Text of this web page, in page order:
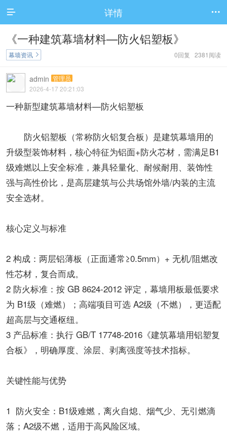
 详情 
《一种建筑幕墙材料—防火铝塑板》
0回复 2381阅读
幕墙资讯 
admin 管理员
2026-4-17 20:21:03
一种新型建筑幕墙材料—防火铝塑板
防火铝塑板（常称防火铝复合板）是建筑幕墙用的
升级型装饰材料，核心特征为铝面+防火芯材，需满足B1
级难燃以上安全标准，兼具轻量化、耐候耐用、装饰性
强与高性价比，是高层建筑与公共场馆外墙/内装的主流
安全选材。
核心定义与标准
2 构成：两层铝薄板（正面通常≥0.5mm）+ 无机/阻燃改
性芯材，复合而成。
2 防火标准：按 GB 8624-2012 评定，幕墙用板最低要求
为 B1级（难燃）；高端项目可选 A2级（不燃），更适配
超高层与交通枢纽。
3 产品标准：执行 GB/T 17748-2016《建筑幕墙用铝塑复
合板》，明确厚度、涂层、剥离强度等技术指标。
关键性能与优势
1 防火安全：B1级难燃，离火自熄、烟气少、无引燃滴
落；A2级不燃，适用于高风险区域。